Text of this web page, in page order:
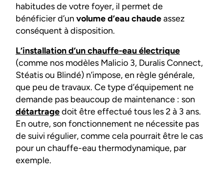
habitudes de votre foyer, il permet de
bénéficier d’un volume d’eau chaudeassez
conséquent à disposition.
L’installation d’un chauffe-eau électrique
(comme nos modèles Malicio 3, Duralis Connect,
Stéatis ou Blindé) n’impose, en règle générale,
que peu de travaux. Ce type d’équipement ne
demande pas beaucoup de maintenance : son
détartragedoit être effectué tous les 2 à 3 ans.
En outre, son fonctionnement ne nécessite pas
de suivi régulier, comme cela pourrait être le cas
pour un chauffe-eau thermodynamique, par
exemple.